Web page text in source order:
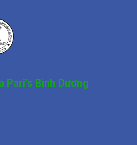
Pari’s Bình Dương